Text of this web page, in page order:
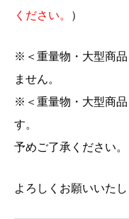
ください。
）
※＜重量物・大型商品
ません。
※＜重量物・大型商品
す。
予めご了承ください。
よろしくお願いいたし